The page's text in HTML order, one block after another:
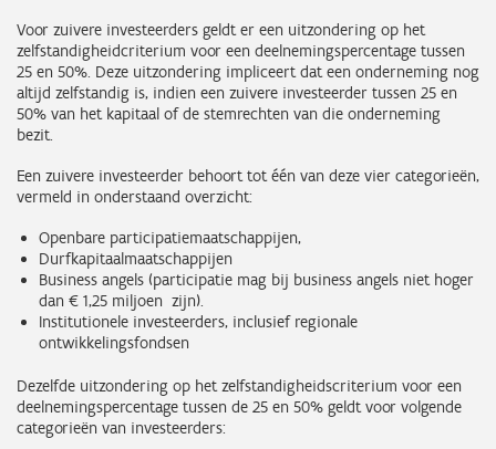
Voor zuivere investeerders geldt er een uitzondering op het
zelfstandigheidcriterium voor een deelnemingspercentage tussen
25 en 50%. Deze uitzondering impliceert dat een onderneming nog
altijd zelfstandig is, indien een zuivere investeerder tussen 25 en
50% van het kapitaal of de stemrechten van die onderneming
bezit.
Een zuivere investeerder behoort tot één van deze vier categorieën,
vermeld in onderstaand overzicht:
Openbare participatiemaatschappijen,
Durfkapitaalmaatschappijen
Business angels (participatie mag bij business angels niet hoger
dan € 1,25 miljoen zijn).
Institutionele investeerders, inclusief regionale
ontwikkelingsfondsen
Dezelfde uitzondering op het zelfstandigheidscriterium voor een
deelnemingspercentage tussen de 25 en 50% geldt voor volgende
categorieën van investeerders: